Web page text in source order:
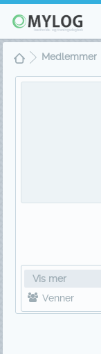
Medlemmer
Vis mer
Venner